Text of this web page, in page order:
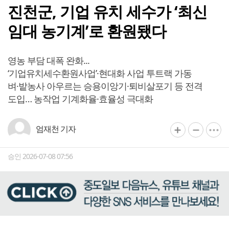
진천군, 기업 유치 세수가 ‘최신
임대 농기계’로 환원됐다
영농 부담 대폭 완화...
‘기업유치세수환원사업’·현대화 사업 투트랙 가동
벼·밭농사 아우르는 승용이앙기·퇴비살포기 등 전격
도입… 농작업 기계화율·효율성 극대화
엄재천 기자
승인 2026-07-08 07:56